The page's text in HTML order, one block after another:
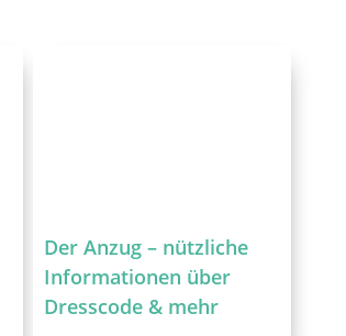
Der Anzug – nützliche
Informationen über
Dresscode & mehr